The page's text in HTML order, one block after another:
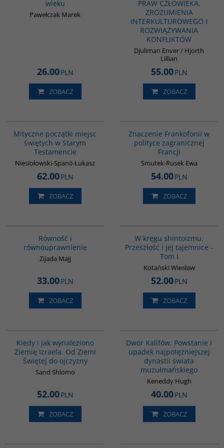
wieku
Pawełczak Marek
26.00PLN
ZOBACZ
PRAW CZŁOWIEKA,
ZROZUMIENIA
INTERKULTUROWEGO I
ROZWIĄZYWANIA
KONFLIKTÓW
Djuliman Enver / Hjorth
Lillian
55.00PLN
ZOBACZ
Mityczne początki miejsc
świętych w Starym
Testamencie
Niesiołowski-Spanò Łukasz
62.00PLN
ZOBACZ
Znaczenie Frankofonii w
polityce zagranicznej
Francji
Smutek-Rusek Ewa
54.00PLN
ZOBACZ
Równość i
równouprawnienie
Zijada Majj
33.00PLN
ZOBACZ
W kręgu shintoizmu.
Przeszłość i jej tajemnice -
Tom I
Kotański Wiesław
52.00PLN
ZOBACZ
Kiedy i jak wynaleziono
Ziemię Izraela. Od Ziemi
Świętej do ojczyzny
Sand Shlomo
52.00PLN
ZOBACZ
Dwór Kalifów. Powstanie i
upadek najpotężniejszej
dynastii świata
muzułmańskiego
Keneddy Hugh
40.00PLN
ZOBACZ